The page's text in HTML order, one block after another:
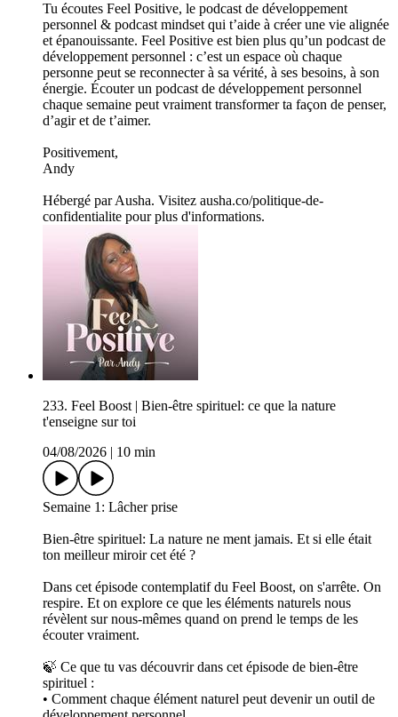
Tu écoutes Feel Positive, le podcast de développement
personnel & podcast mindset qui t’aide à créer une vie alignée
et épanouissante. Feel Positive est bien plus qu’un podcast de
développement personnel : c’est un espace où chaque
personne peut se reconnecter à sa vérité, à ses besoins, à son
énergie. Écouter un podcast de développement personnel
chaque semaine peut vraiment transformer ta façon de penser,
d’agir et de t’aimer.
Positivement,
Andy
Hébergé par Ausha. Visitez ausha.co/politique-de-
confidentialite pour plus d'informations.
233. Feel Boost | Bien-être spirituel: ce que la nature
t'enseigne sur toi
04/08/2026
10 min
Semaine 1: Lâcher prise
Bien-être spirituel: La nature ne ment jamais. Et si elle était
ton meilleur miroir cet été ?
Dans cet épisode contemplatif du Feel Boost, on s'arrête. On
respire. Et on explore ce que les éléments naturels nous
révèlent sur nous-mêmes quand on prend le temps de les
écouter vraiment.
🍃 Ce que tu vas découvrir dans cet épisode de bien-être
spirituel :
• Comment chaque élément naturel peut devenir un outil de